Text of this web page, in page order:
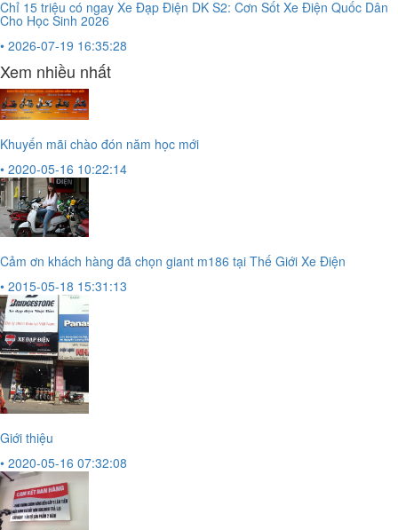
Chỉ 15 triệu có ngay Xe Đạp Điện DK S2: Cơn Sốt Xe Điện Quốc Dân
Cho Học Sinh 2026
• 2026-07-19 16:35:28
Xem nhiều nhất
Khuyến mãi chào đón năm học mới
• 2020-05-16 10:22:14
Cảm ơn khách hàng đã chọn giant m186 tại Thế Giới Xe Điện
• 2015-05-18 15:31:13
Giới thiệu
• 2020-05-16 07:32:08